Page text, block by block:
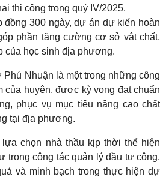
thi công trong quý IV/2025.
300 ngày, dự án dự kiến hoàn
phần tăng cường cơ sở vật chất,
của học sinh địa phương.
Nhuận là một trong những công
của huyện, được kỳ vọng đạt chuẩn
phục vụ mục tiêu nâng cao chất
tại địa phương.
chọn nhà thầu kịp thời thể hiện
trong công tác quản lý đầu tư công,
và minh bạch trong thực hiện dự